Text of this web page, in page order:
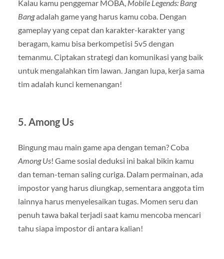
Kalau kamu penggemar MOBA, Mobile Legends: Bang
Bangadalah game yang harus kamu coba. Dengan
gameplay yang cepat dan karakter-karakter yang
beragam, kamu bisa berkompetisi 5v5 dengan
temanmu. Ciptakan strategi dan komunikasi yang baik
untuk mengalahkan tim lawan. Jangan lupa, kerja sama
tim adalah kunci kemenangan!
5. Among Us
Bingung mau main game apa dengan teman? Coba
Among Us! Game sosial deduksi ini bakal bikin kamu
dan teman-teman saling curiga. Dalam permainan, ada
impostor yang harus diungkap, sementara anggota tim
lainnya harus menyelesaikan tugas. Momen seru dan
penuh tawa bakal terjadi saat kamu mencoba mencari
tahu siapa impostor di antara kalian!